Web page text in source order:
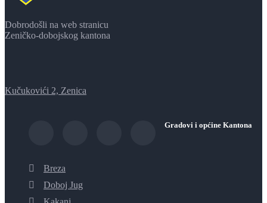
Dobrodošli na web stranicu
Zeničko-dobojskog kantona
Kučukovići 2, Zenica
Gradovi i općine Kantona
Breza
Doboj Jug